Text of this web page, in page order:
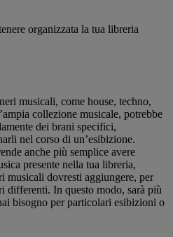
organizzata la tua libreria
musicali, come house, techno,
collezione musicale, potrebbe
dei brani specifici,
nel corso di un’esibizione.
anche più semplice avere
presente nella tua libreria,
musicali dovresti aggiungere, per
differenti. In questo modo, sarà più
bisogno per particolari esibizioni o